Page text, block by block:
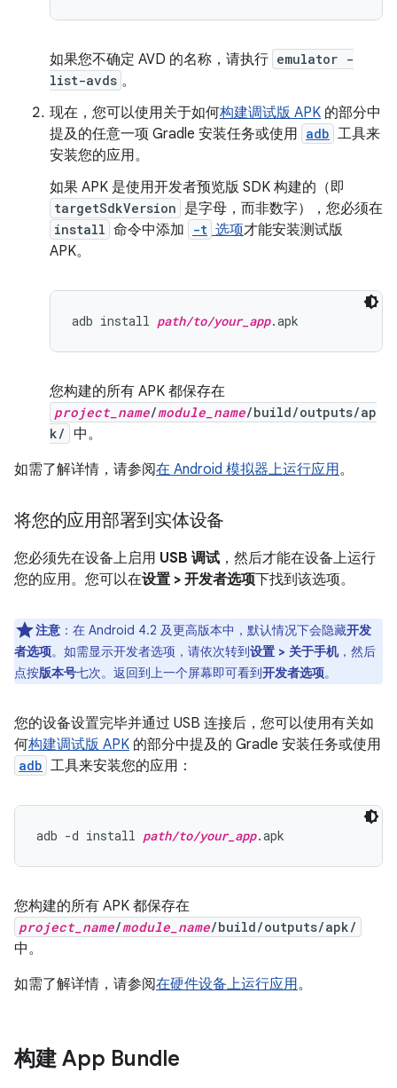
如果您不确定 AVD 的名称，请执行 emulator -
list-avds 。
现在，您可以使用关于如何构建调试版 APK 的部分中
提及的任意一项 Gradle 安装任务或使用 adb 工具来
安装您的应用。
如果 APK 是使用开发者预览版 SDK 构建的（即
targetSdkVersion 是字母，而非数字），您必须在
install 命令中添加 -t 选项才能安装测试版
APK。
adb install path/to/your_app
您构建的所有 APK 都保存在
project_name/module_name/build/outputs/ap
k/ 中。
如需了解详情，请参阅在 Android 模拟器上运行应用。
将您的应用部署到实体设备
您必须先在设备上启用 USB 调试 ，然后才能在设备上运行
您的应用。您可以在设置 > 开发者选项下找到该选项。
注意 ：在 Android 4.2 及更高版本中，默认情况下会隐藏开发
者选项。如需显示开发者选项，请依次转到设置 > 关于手机，然后
点按版本号七次。返回到上一个屏幕即可看到开发者选项。
您的设备设置完毕并通过 USB 连接后，您可以使用有关如
何构建调试版 APK 的部分中提及的 Gradle 安装任务或使用
adb 工具来安装您的应用：
adb -d install path/to/your_app
您构建的所有 APK 都保存在
project_name/module_name/build/outputs/apk/
中。
如需了解详情，请参阅在硬件设备上运行应用。
构建 App Bundle